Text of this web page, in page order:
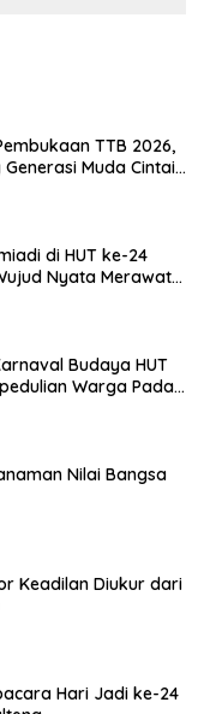
TTB 2026,
Muda Cintai
di HUT ke-24
Nyata Merawat
Budaya HUT
Warga Pada
Nilai Bangsa
Keadilan Diukur dari
Hari Jadi ke-24